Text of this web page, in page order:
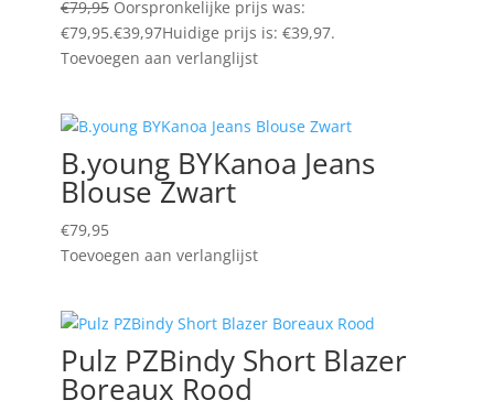
€79,95 Oorspronkelijke prijs was:
€79,95.€39,97Huidige prijs is: €39,97.
Toevoegen aan verlanglijst
B.young BYKanoa Jeans
Blouse Zwart
€79,95
Toevoegen aan verlanglijst
Pulz PZBindy Short Blazer
Boreaux Rood